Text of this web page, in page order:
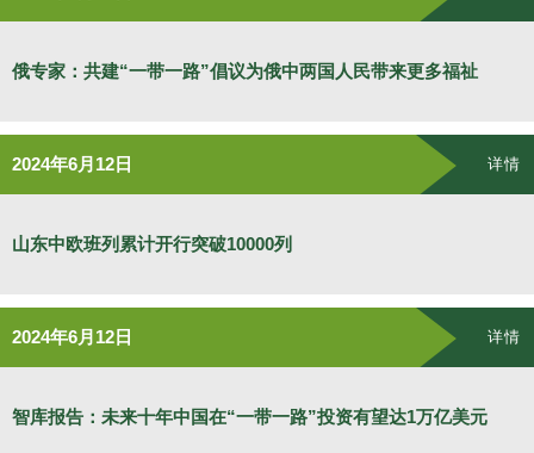
俄专家：共建“一带一路”倡议为俄中两国人民带来更多福祉
2024年6月12日
山东中欧班列累计开行突破10000列
详情
2024年6月12日
智库报告：未来十年中国在“一带一路”投资有望达1万亿美元
详情